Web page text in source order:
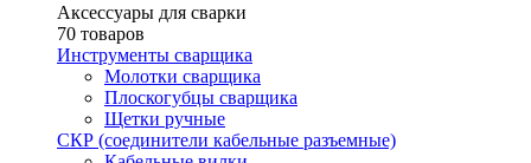
Аксессуары для сварки
70 товаров
Инструменты сварщика
Молотки сварщика
Плоскогубцы сварщика
Щетки ручные
СКР (соединители кабельные разъемные)